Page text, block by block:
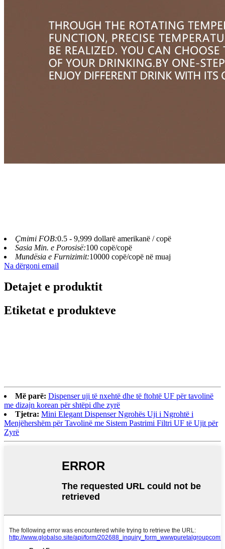
Çmimi FOB:0.5 - 9,999 dollarë amerikanë / copë
Sasia Min. e Porosisë:100 copë/copë
Mundësia e Furnizimit:10000 copë/copë në muaj
Na dërgoni email
Detajet e produktit
Etiketat e produkteve
Më parë: Dispenser uji të nxehtë dhe të ftohtë UF për tavolinë
me dizajn korean për shtëpi dhe zyrë
Tjetra: Mini Elegant Dispenser Ngrohës Uji i Ngrohtë i
Menjëhershëm për Tavolinë me Sistem Pastrimi Filtri UF të Ujit për
Zyrë